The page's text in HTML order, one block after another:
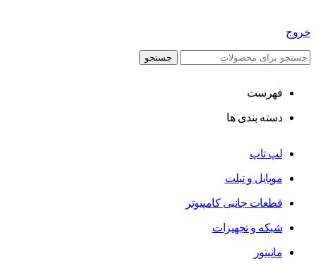
خروج
جستجو
فهرست
دسته بندی ها
لپ تاپ
موبایل و تبلت
قطعات جانبی کامپیوتر
شبکه و تجهیزات
مانیتور